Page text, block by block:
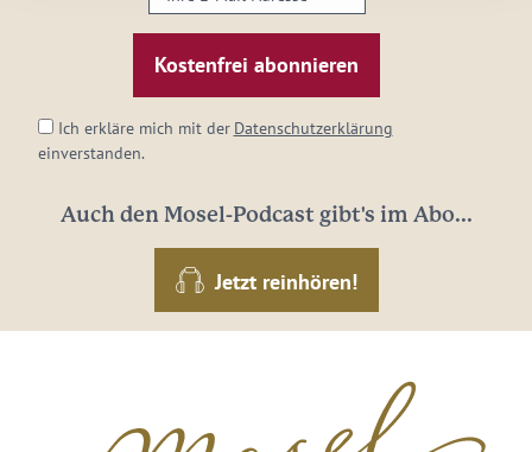
E-
Mail-
Adresse:
Ich erkläre mich mit der Datenschutzerklärung
einverstanden.
Auch den Mosel-Podcast gibt's im Abo...
Jetzt reinhören!